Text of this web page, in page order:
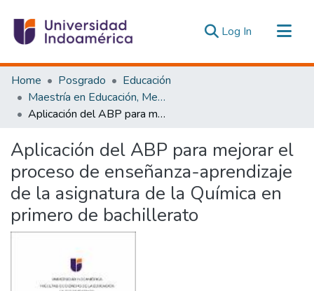
Log In (current)
Communities & Collections
All of DSpace
Statistics
Estadísticas Externas
Home Posgrado
Educación
Maestría en Educación, Mención Innovación y Liderazgo Educativo
Aplicación del ABP para mejorar el proceso de enseñanza-aprendizaje de la asignatura de la Química en primero de bachillerato
Aplicación del ABP para mejorar el
proceso de enseñanza-aprendizaje
de la asignatura de la Química en
primero de bachillerato